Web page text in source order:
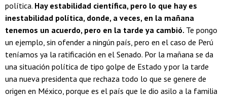
política. Hay estabilidad científica, pero lo que hay es
inestabilidad política, donde, a veces, en la mañana
tenemos un acuerdo, pero en la tarde ya cambió. Te pongo
un ejemplo, sin ofender a ningún país, pero en el caso de Perú
teníamos ya la ratificación en el Senado. Por la mañana se da
una situación política de tipo golpe de Estado y por la tarde
una nueva presidenta que rechaza todo lo que se genere de
origen en México, porque es el país que le dio asilo a la familia